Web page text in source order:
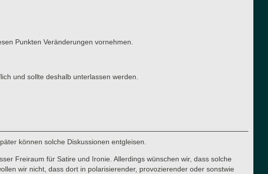
Punkten Veränderungen vornehmen.
und sollte deshalb unterlassen werden.
können solche Diskussionen entgleisen.
Freiraum für Satire und Ironie. Allerdings wünschen wir, dass solche
wir nicht, dass dort in polarisierender, provozierender oder sonstwie